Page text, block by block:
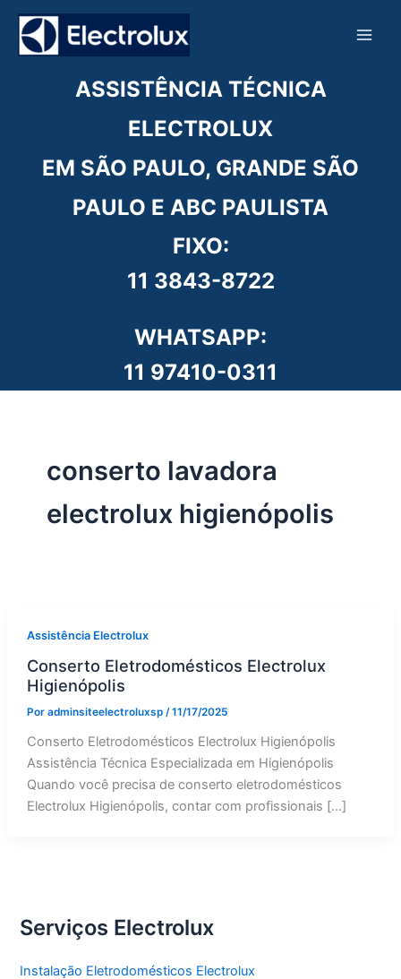
para
ASSISTÊNCIA TÉCNICA
ELECTROLUX
EM SÃO PAULO, GRANDE SÃO
PAULO E ABC PAULISTA
FIXO:
11 3843-8722
WHATSAPP:
11 97410-0311
conserto lavadora
electrolux higienópolis
Assistência Electrolux
Conserto Eletrodomésticos Electrolux
Higienópolis
Por adminsiteelectroluxsp /11/17/2025
Conserto Eletrodomésticos Electrolux Higienópolis
Assistência Técnica Especializada em Higienópolis
Quando você precisa de conserto eletrodomésticos
Electrolux Higienópolis, contar com profissionais […]
Serviços Electrolux
Instalação Eletrodomésticos Electrolux